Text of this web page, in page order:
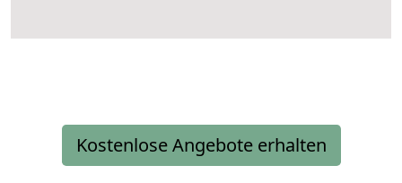
Kostenlose Angebote erhalten